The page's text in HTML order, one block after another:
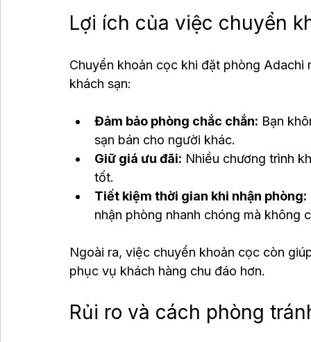
Lợi ích của việc chuyển
Chuyển khoản cọc khi đặt phòng
khách sạn:
Đảm bảo phòng chắc chắn: Bạn
sạn bán cho người khác.
Giữ giá ưu đãi: Nhiều chương trình
tốt.
Tiết kiệm thời gian khi nhận phòng:
nhận phòng nhanh chóng mà không
Ngoài ra, việc chuyển khoản cọc còn
phục vụ khách hàng chu đáo hơn.
Rủi ro và cách phòng